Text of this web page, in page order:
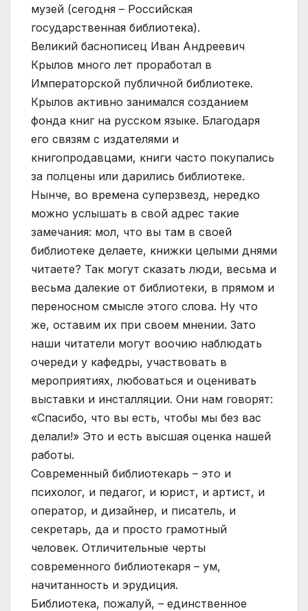
музей (сегодня – Российская
государственная библиотека).
Великий баснописец Иван Андреевич
Крылов много лет проработал в
Императорской публичной библиотеке.
Крылов активно занимался созданием
фонда книг на русском языке. Благодаря
его связям с издателями и
книгопродавцами, книги часто покупались
за полцены или дарились библиотеке.
Нынче, во времена суперзвезд, нередко
можно услышать в свой адрес такие
замечания: мол, что вы там в своей
библиотеке делаете, книжки целыми днями
читаете? Так могут сказать люди, весьма и
весьма далекие от библиотеки, в прямом и
переносном смысле этого слова. Ну что
же, оставим их при своем мнении. Зато
наши читатели могут воочию наблюдать
очереди у кафедры, участвовать в
мероприятиях, любоваться и оценивать
выставки и инсталляции. Они нам говорят:
«Спасибо, что вы есть, чтобы мы без вас
делали!» Это и есть высшая оценка нашей
работы.
Современный библиотекарь – это и
психолог, и педагог, и юрист, и артист, и
оператор, и дизайнер, и писатель, и
секретарь, да и просто грамотный
человек. Отличительные черты
современного библиотекаря – ум,
начитанность и эрудиция.
Библиотека, пожалуй, – единственное